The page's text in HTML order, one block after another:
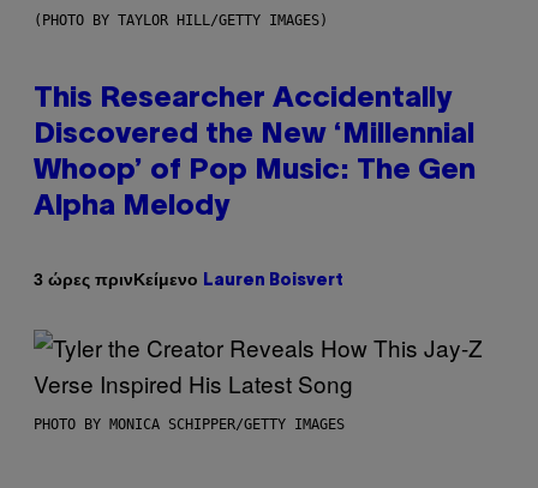
(PHOTO BY TAYLOR HILL/GETTY IMAGES)
This Researcher Accidentally
Discovered the New ‘Millennial
Whoop’ of Pop Music: The Gen
Alpha Melody
3 ώρες πρινΚείμενο Lauren Boisvert
PHOTO BY MONICA SCHIPPER/GETTY IMAGES